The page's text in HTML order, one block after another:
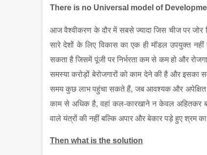
There is no Universal model of
आज वैश्वीकरण के दौर में सबसे ज्यादा जिस चीज पर जोर
सारे देशों के लिए विकास का एक ही मॉडल उपयुक्त
सकता है जिसमें पूंजी पर निर्भरता कम से कम हो और
समस्या करोड़ों बेरोजगारों को काम देने की है और
समय कुछ लाभ पहुंचा सकते हैं, जब आवश्यक और अपेक्षित
काम से अधिक है, वहां कल-कारखाने न केवल अहितकर
वाले यंत्रों की नहीं बल्कि अपार और बेकार पड़े हुए श्रम
Then what is the solution